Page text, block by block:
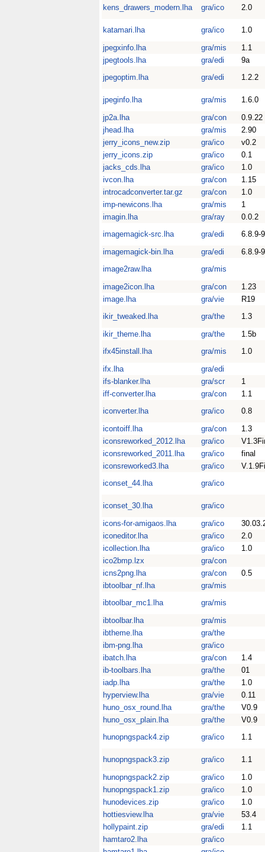
kens_drawers_modern.lha gra/ico 2.0
katamari.lha gra/ico
1.0
jpegxinfo.lha
gra/mis
1.1
jpegtools.lha
gra/edi
9a
jpegoptim.lha
gra/edi 1.2.2
jpeginfo.lha gra/mis
1.6.0
jp2a.lha
gra/con
0.9.22
jhead.lha
gra/mis
2.90
jerry_icons_new.zip
gra/ico
v0.2
jerry_icons.zip
gra/ico
0.1
jacks_cds.lha
gra/ico
1.0
ivcon.lha
gra/con
1.15
introcadconverter.tar.gz
gra/con
1.0
imp-newicons.lha
gra/mis
1
imagin.lha
gra/ray
0.0.2
imagemagick-src.lha
gra/edi
6.8.9-9
imagemagick-bin.lha
gra/edi
6.8.9-9
image2raw.lha
gra/mis
image2icon.lha
gra/con
1.23
image.lha
gra/vie
R19
ikir_tweaked.lha
gra/the
1.3
ikir_theme.lha
gra/the
1.5b
ifx45install.lha
gra/mis
1.0
ifx.lha
gra/edi
ifs-blanker.lha
gra/scr
1
iff-converter.lha
gra/con
1.1
iconverter.lha
gra/ico
0.8
icontoiff.lha
gra/con
1.3
iconsreworked_2012.lha
gra/ico
iconsreworked_2011.lha
gra/ico
final
iconsreworked3.lha
gra/ico
iconset_44.lha
gra/ico
iconset_30.lha
gra/ico
icons-for-amigaos.lha
gra/ico
iconeditor.lha
gra/ico
2.0
icollection.lha
gra/ico
1.0
ico2bmp.lzx
gra/con
icns2png.lha
gra/con
0.5
ibtoolbar_nf.lha
gra/mis
ibtoolbar_mc1.lha
gra/mis
ibtoolbar.lha
gra/mis
ibtheme.lha
gra/the
ibm-png.lha
gra/ico
ibatch.lha
gra/con
1.4
ib-toolbars.lha
gra/the
01
iadp.lha
gra/the
1.0
hyperview.lha
gra/vie
0.11
huno_osx_round.lha
gra/the
V0.9
huno_osx_plain.lha
gra/the
V0.9
hunopngspack4.zip
gra/ico 1.1
hunopngspack3.zip gra/ico
1.1
hunopngspack2.zip
gra/ico
1.0
hunopngspack1.zip
gra/ico
1.0
hunodevices.zip
gra/ico
1.0
hottiesview.lha
gra/vie
53.4
hollypaint.zip
gra/edi
1.1
hamtaro2.lha
gra/ico